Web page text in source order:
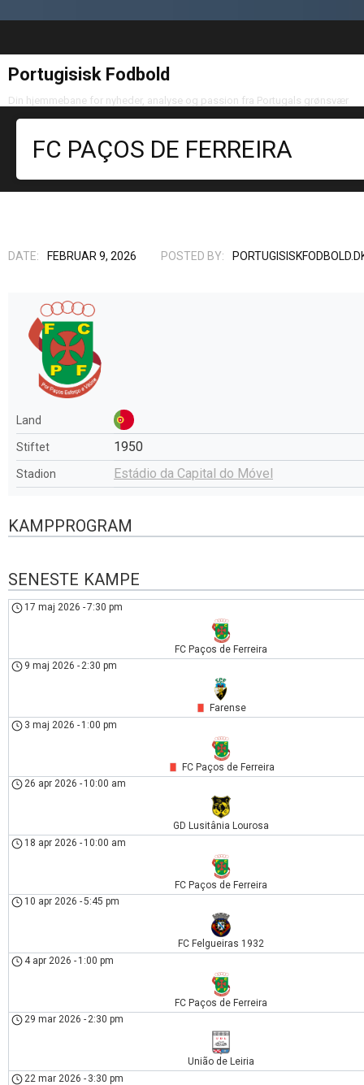
Portugisisk Fodbold
Din hjemmebane for nyheder, analyse og passion fra Portugals grønsvær
FC PAÇOS DE FERREIRA
DATE: FEBRUAR 9, 2026 POSTED BY:
Land
Stiftet 1950
Stadion Estádio da Capital do Móvel
KAMPPROGRAM
SENESTE KAMPE
17 maj 2026 -7:30 pm
FC Paços de Ferreira
9 maj 2026 - 2:30 pm
Farense
3 maj 2026 - 1:00 pm
FC Paços de Ferreira
26 apr 2026 - 10:00 am
GD Lusitânia Lourosa
18 apr 2026 - 10:00 am
FC Paços de Ferreira
10 apr 2026 -5:45 pm
FC Felgueiras 1932
4 apr 2026 - 1:00 pm
FC Paços de Ferreira
29 mar 2026 - 2:30 pm
União de Leiria
22 mar 2026 - 3:30 pm